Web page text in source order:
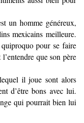
un homme généreux,
mexicains meilleure.
pour se faire
que son père
il joue sont alors
d’être bons avec lui.
qui pourrait bien lui